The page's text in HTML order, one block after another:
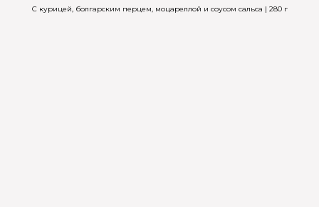
С курицей, болгарским перцем, моцареллой и соусом сальса | 280 г